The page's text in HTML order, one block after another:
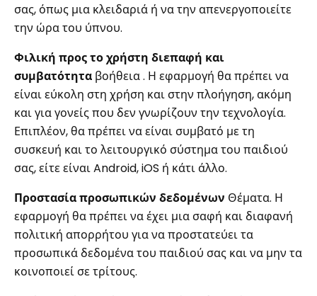
σας, όπως μια κλειδαριά ή να την απενεργοποιείτε
την ώρα του ύπνου.
Φιλική προς το χρήστη διεπαφή και
συμβατότητα βοήθεια . Η εφαρμογή θα πρέπει να
είναι εύκολη στη χρήση και στην πλοήγηση, ακόμη
και για γονείς που δεν γνωρίζουν την τεχνολογία.
Επιπλέον, θα πρέπει να είναι συμβατό με τη
συσκευή και το λειτουργικό σύστημα του παιδιού
σας, είτε είναι Android, iOS ή κάτι άλλο.
Προστασία προσωπικών δεδομένων Θέματα. Η
εφαρμογή θα πρέπει να έχει μια σαφή και διαφανή
πολιτική απορρήτου για να προστατεύει τα
προσωπικά δεδομένα του παιδιού σας και να μην τα
κοινοποιεί σε τρίτους.